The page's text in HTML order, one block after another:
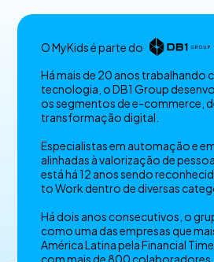
O MyKids é parte do
Há mais de 20 anos trabalhando
tecnologia, o DB1 Group
os segmentos de e-commerce,
transformação digital.
Especialistas em automação e
alinhadas à valorização de
está há 12 anos sendo
to Work dentro de diversas
Há dois anos consecutivos, o
como uma das empresas que
América Latina pela Financial
com mais de 800 colaboradores.